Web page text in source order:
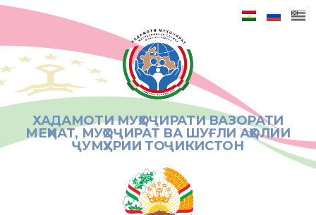
ХАДАМОТИ МУҲОҶИРАТИ ВАЗОРАТИ
МЕҲНАТ, МУҲОҶИРАТ ВА ШУҒЛИ АҲОЛИИ
ҶУМҲУРИИ ТОҶИКИСТОН